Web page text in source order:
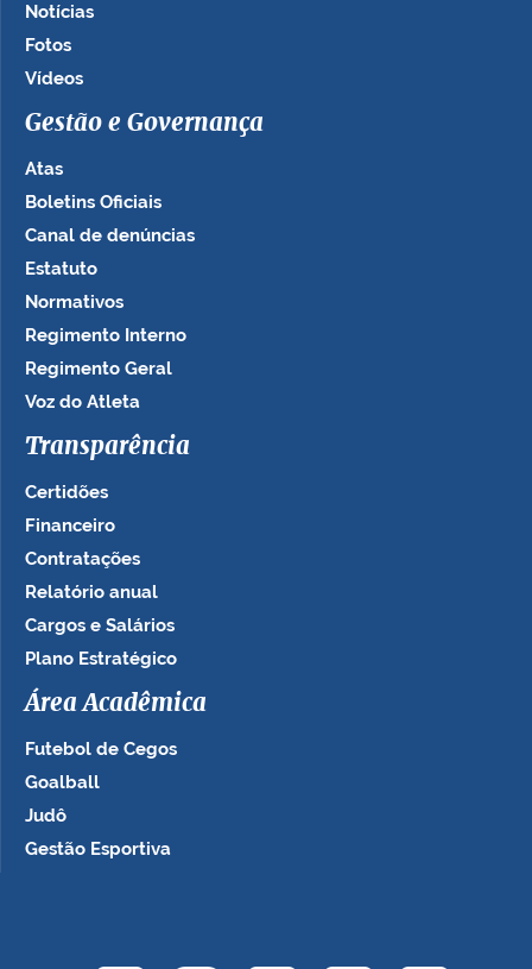
Notícias
Fotos
Vídeos
Gestão e Governança
Atas
Boletins Oficiais
Canal de denúncias
Estatuto
Normativos
Regimento Interno
Regimento Geral
Voz do Atleta
Transparência
Certidões
Financeiro
Contratações
Relatório anual
Cargos e Salários
Plano Estratégico
Área Acadêmica
Futebol de Cegos
Goalball
Judô
Gestão Esportiva